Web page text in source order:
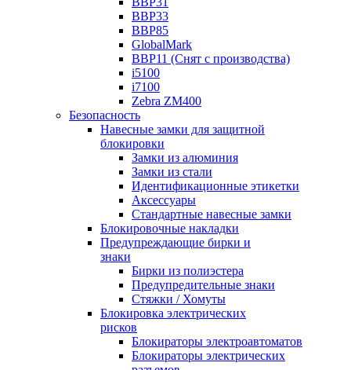
BBP33
BBP85
GlobalMark
BBP11 (Снят с производства)
i5100
i7100
Zebra ZM400
Безопасность
Навесные замки для защитной
блокировки
Замки из алюминия
Замки из стали
Идентификационные этикетки
Аксессуары
Стандартные навесные замки
Блокировочные накладки
Предупреждающие бирки и
знаки
Бирки из полиэстера
Предупредительные знаки
Стяжки / Хомуты
Блокировка электрических
рисков
Блокираторы электроавтоматов
Блокираторы электрических